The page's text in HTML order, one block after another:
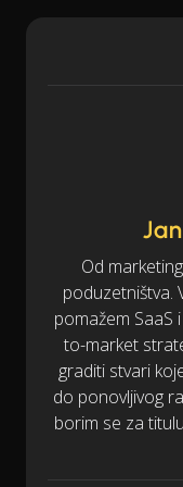
Od
poduzetništva.
pomažem SaaS
to-market
graditi stvari
do ponovljivog
borim se za